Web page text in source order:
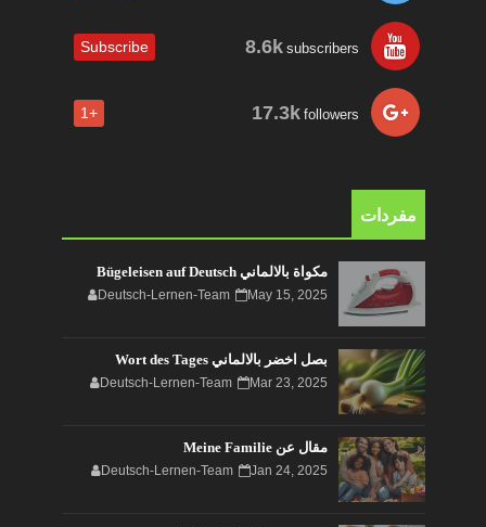
8.6k subscribers
Subscribe
17.3k followers
+1
مفردات
مكواة بالالماني Bügeleisen auf Deutsch
Deutsch-Lernen-Team May 15, 2025
بصل اخضر بالالماني Wort des Tages
Deutsch-Lernen-Team Mar 23, 2025
مقال عن Meine Familie
Deutsch-Lernen-Team Jan 24, 2025